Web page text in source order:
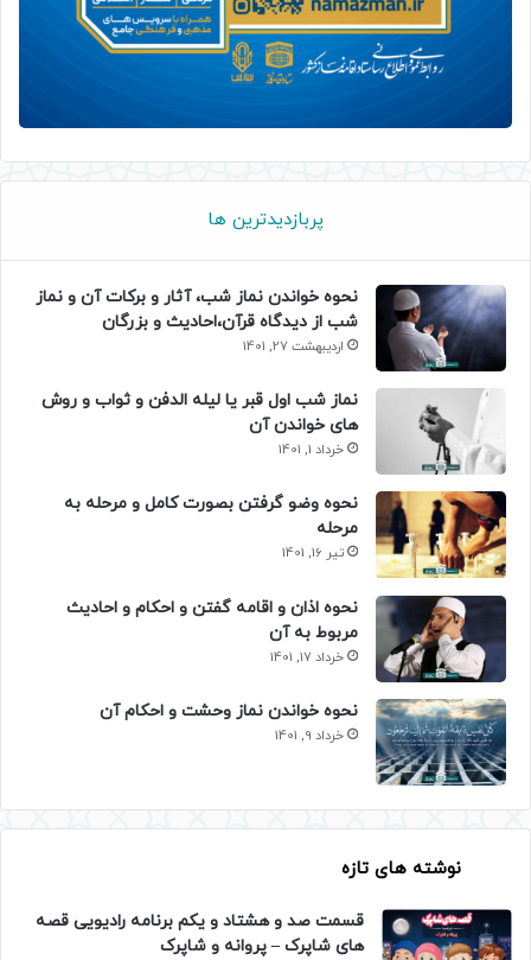
پربازدیدترین ها
نحوه خواندن نماز شب، آثار و برکات آن و نماز
شب از دیدگاه قرآن،احادیث و بزرگان
اردیبهشت 27, 1401
نماز شب اول قبر یا لیله الدفن و ثواب و روش
های خواندن آن
خرداد 1, 1401
نحوه وضو گرفتن بصورت کامل و مرحله به
مرحله
تیر 16, 1401
نحوه اذان و اقامه گفتن و احکام و احادیث
مربوط به آن
خرداد 17, 1401
نحوه خواندن نماز وحشت و احکام آن
خرداد 9, 1401
نوشته های تازه
قسمت صد و هشتاد و یکم برنامه رادیویی قصه
های شاپرک – پروانه و شاپرک